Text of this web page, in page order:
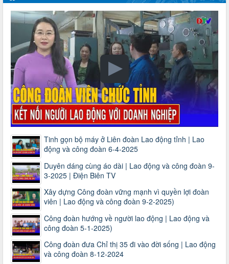
Tinh gọn bộ máy ở Liên đoàn Lao động tỉnh | Lao
động và công đoàn 6-4-2025
Duyên dáng cùng áo dài | Lao động và công đoàn 9-
3-2025 | Điện Biên TV
Xây dựng Công đoàn vững mạnh vì quyền lợi đoàn
viên | Lao động và công đoàn 9-2-2025)
Công đoàn hướng về người lao động | Lao động và
công đoàn 5-1-2025)
Công đoàn đưa Chỉ thị 35 đi vào đời sống | Lao động
và công đoàn 8-12-2024